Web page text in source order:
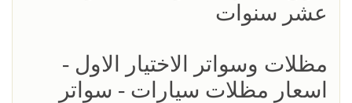
عشر سنوات
مظلات وسواتر الاختيار الاول -
اسعار مظلات سيارات - سواتر